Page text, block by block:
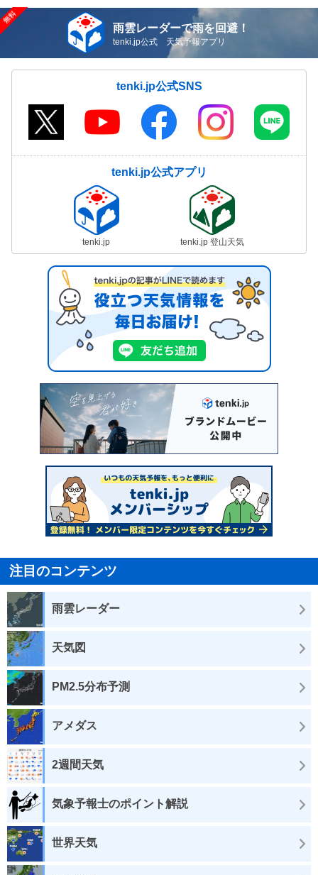
雨雲レーダーで雨を回避！
tenki.jp公式 天気予報アプリ
tenki.jp公式SNS
tenki.jp公式アプリ
tenki.jp tenki.jp 登山天気
注目のコンテンツ
雨雲レーダー
天気図
PM2.5分布予測
アメダス
2週間天気
気象予報士のポイント解説
世界天気